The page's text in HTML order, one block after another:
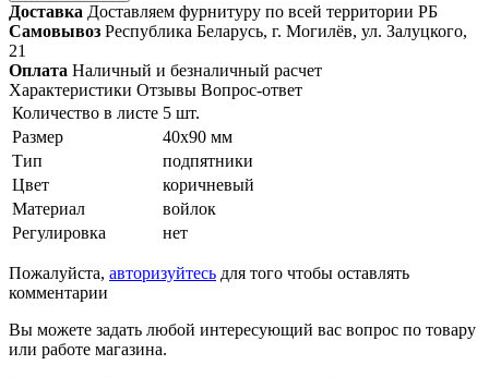
Доставка Доставляем фурнитуру по всей территории РБ
Самовывоз Республика Беларусь, г. Могилёв, ул. Залуцкого,
21
Оплата Наличный и безналичный расчет
Характеристики Отзывы Вопрос-ответ
Количество в листе 5 шт.
Размер
40x90 мм
Тип
подпятники
Цвет
коричневый
Материал
войлок
Регулировка
нет
Пожалуйста, авторизуйтесь для того чтобы оставлять
комментарии
Вы можете задать любой интересующий вас вопрос по товару
или работе магазина.